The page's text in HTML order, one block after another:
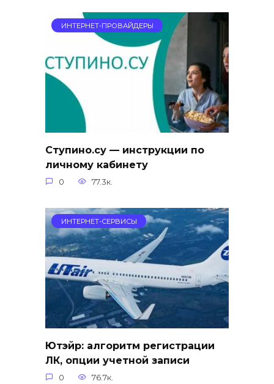
ИНТЕРНЕТ-ПРОВАЙДЕРЫ
Ступино.су — инструкции по
личному кабинету
0 77.3к.
ИНТЕРНЕТ-СЕРВИСЫ
Ютэйр: алгоритм регистрации
ЛК, опции учетной записи
0 76.7к.